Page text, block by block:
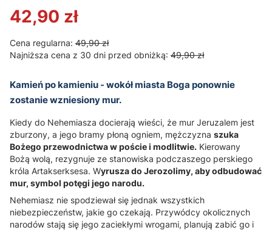
42,90 zł
Cena regularna: 49,90 zł
Najniższa cena z 30 dni przed obniżką: 49,90 zł
Kamień po kamieniu - wokół miasta Boga ponownie
zostanie wzniesiony mur.
Kiedy do Nehemiasza docierają wieści, że mur Jeruzalem jest
zburzony, a jego bramy płoną ogniem, mężczyzna szuka
Bożego przewodnictwa w poście i modlitwie. Kierowany
Bożą wolą, rezygnuje ze stanowiska podczaszego perskiego
króla Artakserksesa. Wyrusza do Jerozolimy, aby odbudować
mur, symbol potęgi jego narodu.
Nehemiasz nie spodziewał się jednak wszystkich
niebezpieczeństw, jakie go czekają. Przywódcy okolicznych
narodów stają się jego zaciekłymi wrogami, planują zabić go i